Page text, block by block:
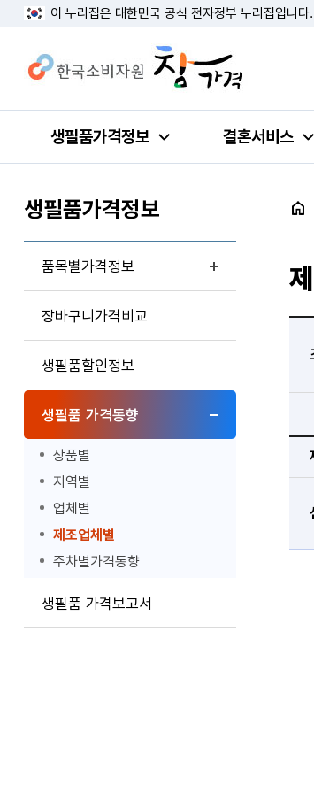
이 누리집은 대한민국 공식 전자정부 누리집입니다.
생필품가격정보 결혼서비스
생필품가격정보
품목별가격정보
장바구니가격비교
생필품할인정보
생필품 가격동향
상품별
지역별
업체별
제조업체별
주차별가격동향
생필품 가격보고서